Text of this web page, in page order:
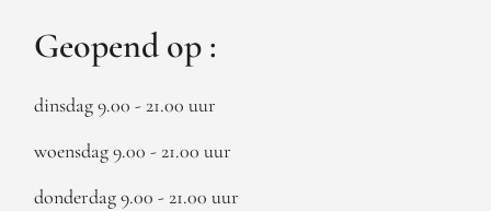
Geopend op :
dinsdag 9.00 - 21.00 uur
woensdag 9.00 - 21.00 uur
donderdag 9.00 - 21.00 uur